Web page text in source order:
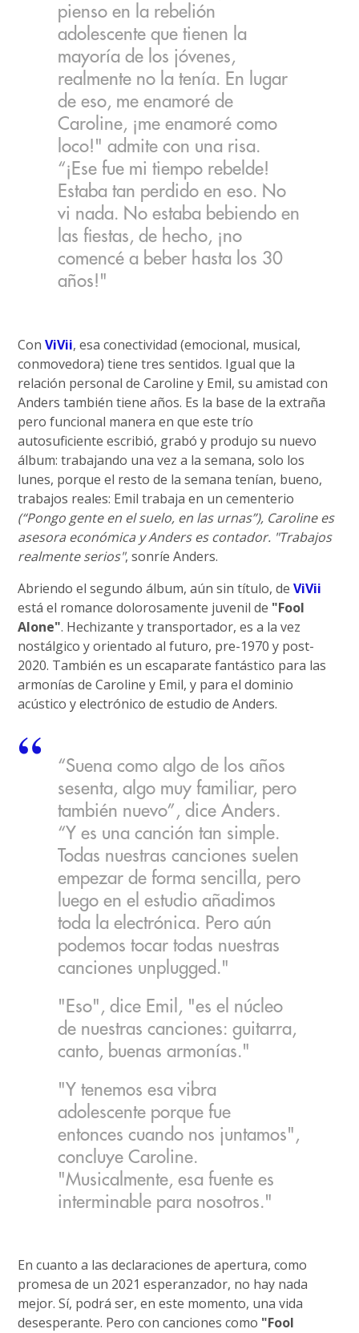
pienso en la rebelión
adolescente que tienen la
mayoría de los jóvenes,
realmente no la tenía. En lugar
de eso, me enamoré de
Caroline, ¡me enamoré como
loco!" admite con una risa.
“¡Ese fue mi tiempo rebelde!
Estaba tan perdido en eso. No
vi nada. No estaba bebiendo en
las fiestas, de hecho, ¡no
comencé a beber hasta los 30
años!"
ConViVii, esa conectividad (emocional, musical,
conmovedora) tiene tres sentidos. Igual que la
relación personal de Caroline y Emil, su amistad con
Anders también tiene años. Es la base de la extraña
pero funcional manera en que este trío
autosuficiente escribió, grabó y produjo su nuevo
álbum: trabajando una vez a la semana, solo los
lunes, porque el resto de la semana tenían, bueno,
trabajos reales: Emil trabaja en un cementerio
(“Pongo gente en el suelo, en las urnas”), Caroline es
asesora económica y Anders es contador. "Trabajos
realmente serios", sonríe Anders.
Abriendo el segundo álbum, aún sin título, deViVii
está el romance dolorosamente juvenil de "Fool
Alone". Hechizante y transportador, es a la vez
nostálgico y orientado al futuro, pre-1970 y post-
2020. También es un escaparate fantástico para las
armonías de Caroline y Emil, y para el dominio
acústico y electrónico de estudio de Anders.
“Suena como algo de los años
sesenta, algo muy familiar, pero
también nuevo”, dice Anders.
“Y es una canción tan simple.
Todas nuestras canciones suelen
empezar de forma sencilla, pero
luego en el estudio añadimos
toda la electrónica. Pero aún
podemos tocar todas nuestras
canciones unplugged."
"Eso", dice Emil, "es el núcleo
de nuestras canciones: guitarra,
canto, buenas armonías."
"Y tenemos esa vibra
adolescente porque fue
entonces cuando nos juntamos",
concluye Caroline.
"Musicalmente, esa fuente es
interminable para nosotros."
En cuanto a las declaraciones de apertura, como
promesa de un 2021 esperanzador, no hay nada
mejor. Sí, podrá ser, en este momento, una vida
desesperante. Pero con canciones como "Fool